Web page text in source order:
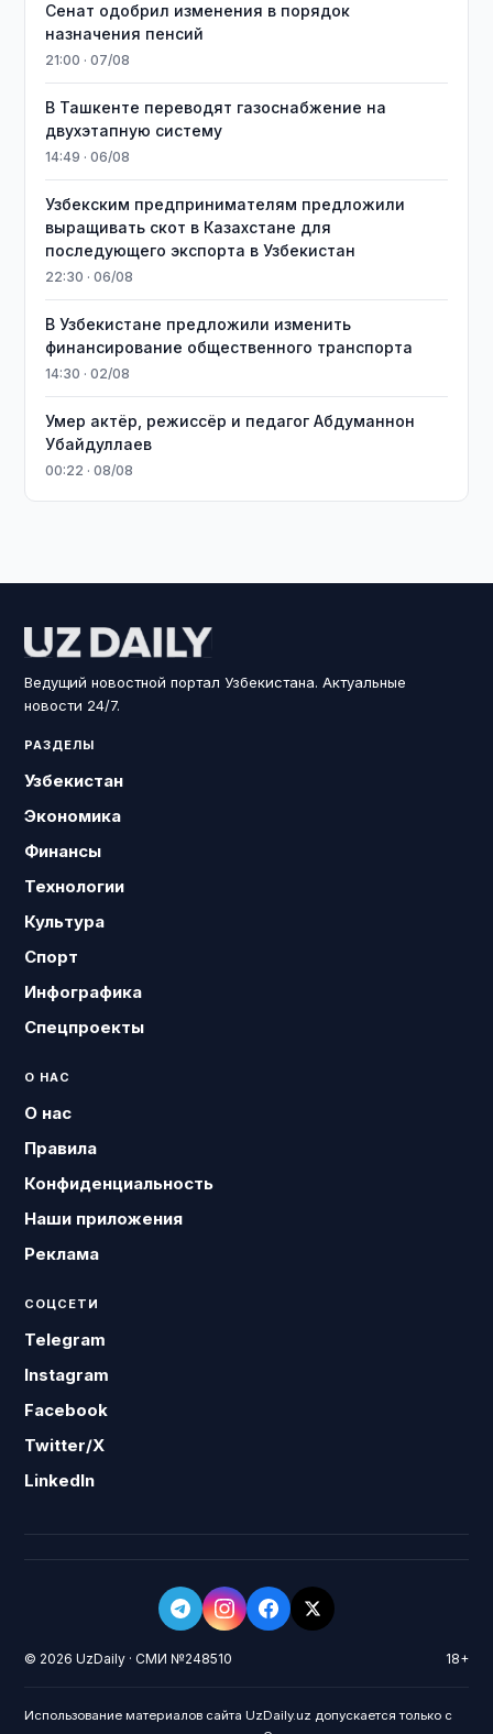
Сенат одобрил изменения в порядок
назначения пенсий
21:00 · 07/08
В Ташкенте переводят газоснабжение на
двухэтапную систему
14:49 · 06/08
Узбекским предпринимателям предложили
выращивать скот в Казахстане для
последующего экспорта в Узбекистан
22:30 · 06/08
В Узбекистане предложили изменить
финансирование общественного транспорта
14:30 · 02/08
Умер актёр, режиссёр и педагог Абдуманнон
Убайдуллаев
00:22 · 08/08
Ведущий новостной портал Узбекистана. Актуальные
новости 24/7.
РАЗДЕЛЫ
Узбекистан
Экономика
Финансы
Технологии
Культура
Спорт
Инфографика
Спецпроекты
О НАС
О нас
Правила
Конфиденциальность
Наши приложения
Реклама
СОЦСЕТИ
Telegram
Instagram
Facebook
Twitter/X
LinkedIn
© 2026 UzDaily · СМИ №248510 18+
Использование материалов сайта UzDaily.uz допускается только с